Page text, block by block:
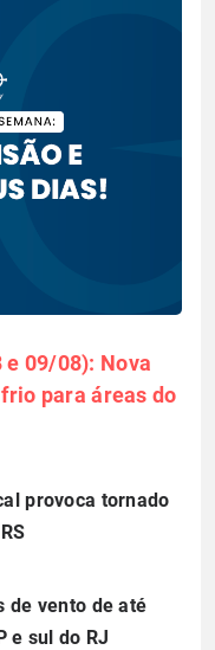
e 09/08): Nova
para áreas do
provoca tornado
de vento de até
e sul do RJ